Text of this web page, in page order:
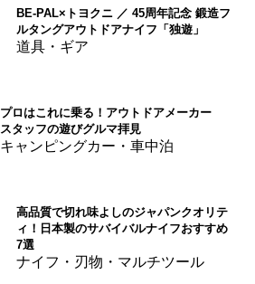
BE-PAL×トヨクニ ／ 45周年記念 鍛造フ
ルタングアウトドアナイフ「独遊」
道具・ギア
プロはこれに乗る！アウトドアメーカー
スタッフの遊びグルマ拝見
キャンピングカー・車中泊
高品質で切れ味よしのジャパンクオリテ
ィ！日本製のサバイバルナイフおすすめ
7選
ナイフ・刃物・マルチツール